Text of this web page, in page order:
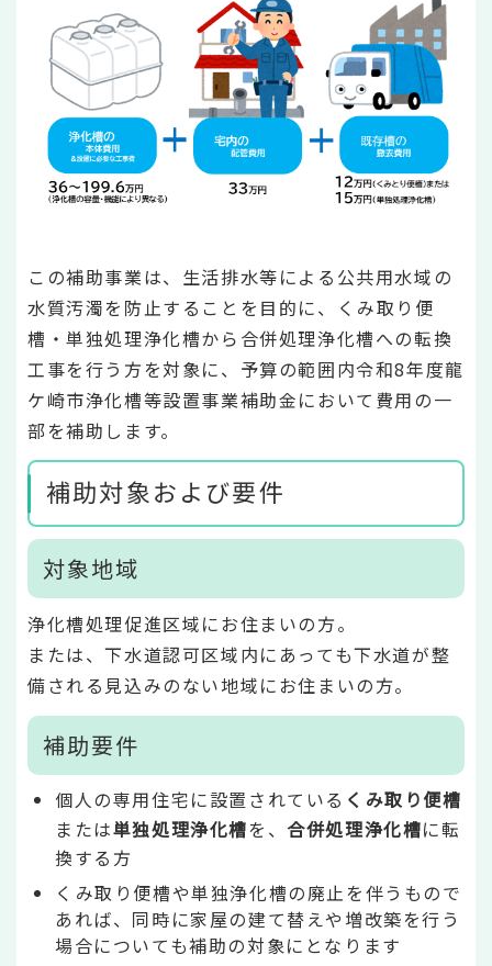
この補助事業は、生活排水等による公共用水域の
水質汚濁を防止することを目的に、くみ取り便
槽・単独処理浄化槽から合併処理浄化槽への転換
工事を行う方を対象に、予算の範囲内令和8年度龍
ケ崎市浄化槽等設置事業補助金において費用の一
部を補助します。
補助対象および要件
対象地域
浄化槽処理促進区域にお住まいの方。
または、下水道認可区域内にあっても下水道が整
備される見込みのない地域にお住まいの方。
補助要件
個人の専用住宅に設置されている くみ取り便槽
または単独処理浄化槽を、 合併処理浄化槽に転
換する方
くみ取り便槽や単独浄化槽の廃止を伴うもので
あれば、同時に家屋の建て替えや増改築を行う
場合についても補助の対象にとなります